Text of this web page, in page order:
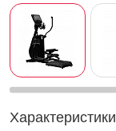
Характеристики